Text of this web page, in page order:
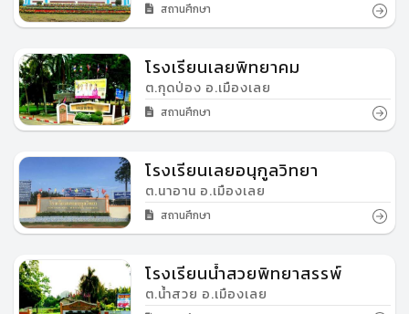
สถานศึกษา
โรงเรียนเลยพิทยาคม
ต.กุดป่อง อ.เมืองเลย
สถานศึกษา
โรงเรียนเลยอนุกูลวิทยา
ต.นาอาน อ.เมืองเลย
สถานศึกษา
โรงเรียนน้ำสวยพิทยาสรรพ์
ต.น้ำสวย อ.เมืองเลย